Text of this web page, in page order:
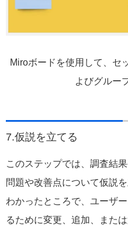
Miroボードを使用して、セ
よびグルー
7.仮説を立てる
このステップでは、調査結
問題や改善点について仮説
わかったところで、ユーザ
るために変更、追加、また